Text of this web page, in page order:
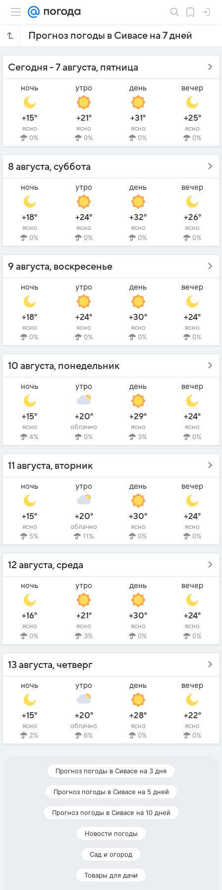
Прогноз погоды в Сивасе на 7 дней
Сегодня - 7 августа, пятница
ночь
+15°
ясно
0%
утро
+21°
ясно
0%
день
+31°
ясно
0%
вечер
+25°
ясно
0%
8 августа, суббота
ночь
+18°
ясно
0%
утро
+24°
ясно
0%
день
+32°
ясно
0%
вечер
+26°
ясно
0%
9 августа, воскресенье
ночь
+18°
ясно
0%
утро
+24°
ясно
0%
день
+30°
ясно
0%
вечер
+24°
ясно
0%
10 августа, понедельник
ночь
+15°
ясно
4%
утро
+20°
облачно
0%
день
+29°
ясно
3%
вечер
+24°
ясно
0%
11 августа, вторник
ночь
+15°
ясно
5%
утро
+20°
облачно
11%
день
+30°
ясно
0%
вечер
+24°
ясно
0%
12 августа, среда
ночь
+16°
ясно
0%
утро
+21°
ясно
3%
день
+30°
ясно
0%
вечер
+24°
ясно
0%
13 августа, четверг
ночь
+15°
ясно
2%
утро
+20°
облачно
6%
день
+28°
ясно
0%
вечер
+22°
ясно
0%
Прогноз погоды в Сивасе на 3 дня
Прогноз погоды в Сивасе на 5 дней
Прогноз погоды в Сивасе на 10 дней
Новости погоды
Сад и огород
Товары для дачи